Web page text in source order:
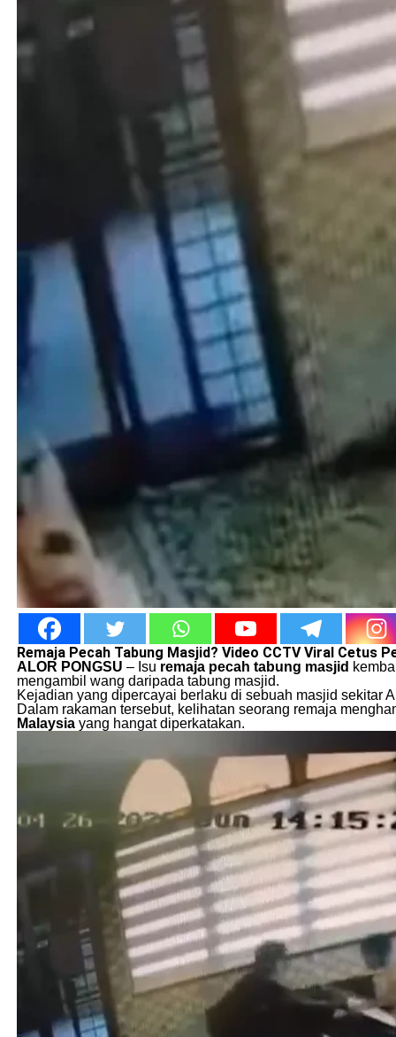
Remaja Pecah Tabung Masjid? Video CCTV Viral Cetus
ALOR PONGSU – Isu remaja pecah tabung masjid
mengambil wang daripada tabung masjid.
Kejadian yang dipercayai berlaku di sebuah masjid sekitar
Dalam rakaman tersebut, kelihatan seorang remaja
Malaysiayang hangat diperkatakan.